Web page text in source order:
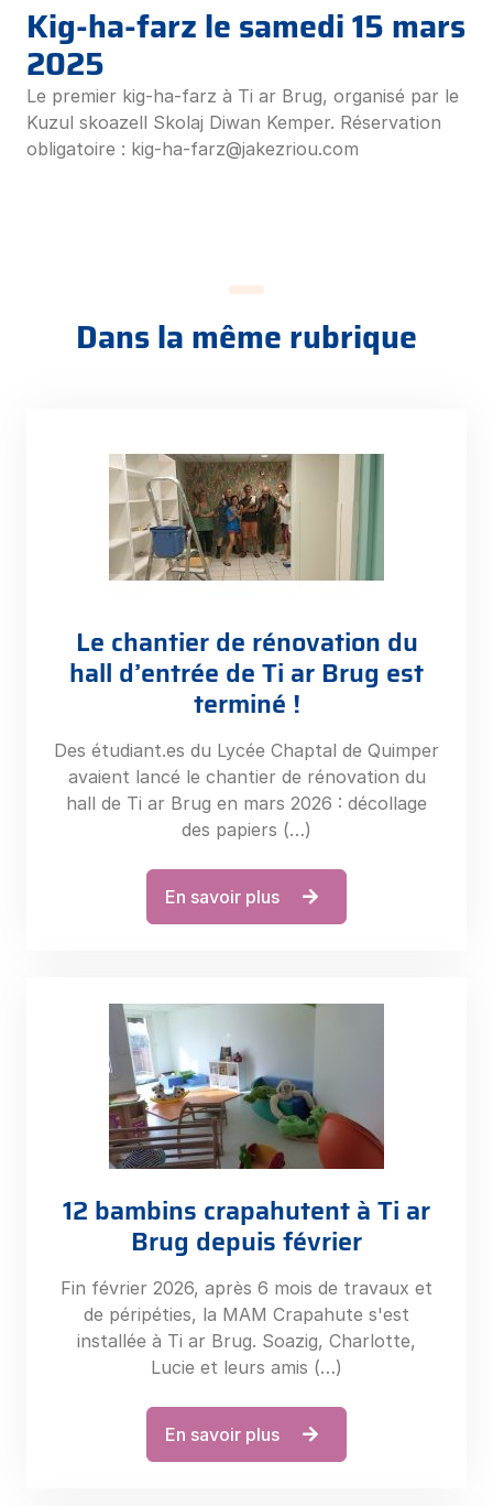
Kig-ha-farz le samedi 15 mars
2025
Le premier kig-ha-farz à Ti ar Brug, organisé par le
Kuzul skoazell Skolaj Diwan Kemper. Réservation
obligatoire : kig-ha-farz@jakezriou.com
Dans la même rubrique
Le chantier de rénovation du
hall d’entrée de Ti ar Brug est
terminé !
Des étudiant.es du Lycée Chaptal de Quimper
avaient lancé le chantier de rénovation du
hall de Ti ar Brug en mars 2026 : décollage
des papiers (…)
En savoir plus
12 bambins crapahutent à Ti ar
Brug depuis février
Fin février 2026, après 6 mois de travaux et
de péripéties, la MAM Crapahute s'est
installée à Ti ar Brug. Soazig, Charlotte,
Lucie et leurs amis (…)
En savoir plus